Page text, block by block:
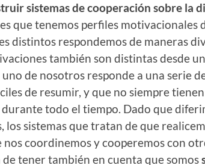
sistemas de cooperación sobre la
que tenemos perfiles motivacionales
distintos respondemos de maneras
también son distintas desde
uno de nosotros responde a una serie
de resumir, y que no siempre
todo el tiempo. Dado que
los sistemas que tratan de que
coordinemos y cooperemos con
de tener también en cuenta que somos